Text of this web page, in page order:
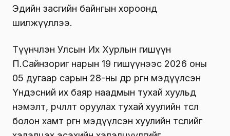
Эдийн засгийн байнгын хороонд
шилжүүллээ.
Түүнчлэн Улсын Их Хурлын гишүүн
П.Сайнзориг нарын 19 гишүүнээс 2026 оны
05 дугаар сарын 28-ны өдөр өргөн мэдүүлсэн
Үндэсний их баяр наадмын тухай хуульд
нэмэлт, өөрчлөлт оруулах тухай хуулийн төсөл
болон хамт өргөн мэдүүлсэн хуулийн төслийг